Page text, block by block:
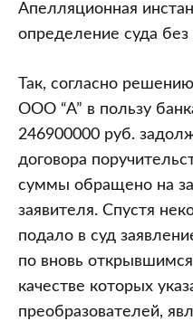
Апелляционная
определение суда
Так, согласно
ООО “А” в пользу
246900000 руб.
договора
суммы обращено на
заявителя. Спустя
подало в суд
по вновь
качестве которых
преобразователей,